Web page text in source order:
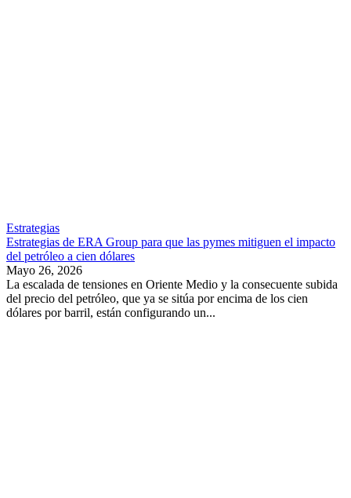
Estrategias
Estrategias de ERA Group para que las pymes mitiguen el impacto
del petróleo a cien dólares
Mayo 26, 2026
La escalada de tensiones en Oriente Medio y la consecuente subida
del precio del petróleo, que ya se sitúa por encima de los cien
dólares por barril, están configurando un...